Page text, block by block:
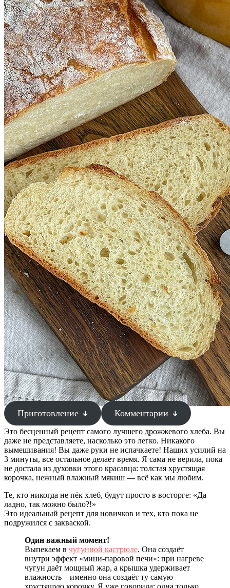
Приготовление Комментарии
Это бесценный рецепт самого лучшего дрожжевого хлеба. Вы
даже не представляете, насколько это легко. Никакого
вымешивания! Вы даже руки не испачкаете! Наших усилий на
3 минуты, все остальное делает время. Я сама не верила, пока
не достала из духовки этого красавца: толстая хрустящая
корочка, нежный влажный мякиш — всё как мы любим.
Те, кто никогда не пёк хлеб, будут просто в восторге: «Да
ладно, так можно было?!»
Это идеальный рецепт для новичков и тех, кто пока не
подружился с закваской.
Один важный момент!
Выпекаем в чугунной кастрюле. Она создаёт
внутри эффект «мини-паровой печи»: при нагреве
чугун даёт мощный жар, а крышка удерживает
влажность – именно она создаёт ту самую
хрустящую корочку. Я уже говорила: одна только